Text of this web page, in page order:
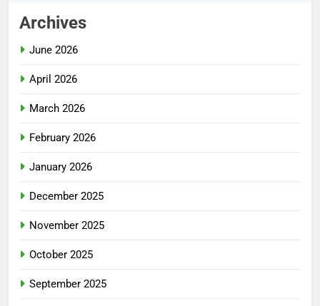
Archives
June 2026
April 2026
March 2026
February 2026
January 2026
December 2025
November 2025
October 2025
September 2025